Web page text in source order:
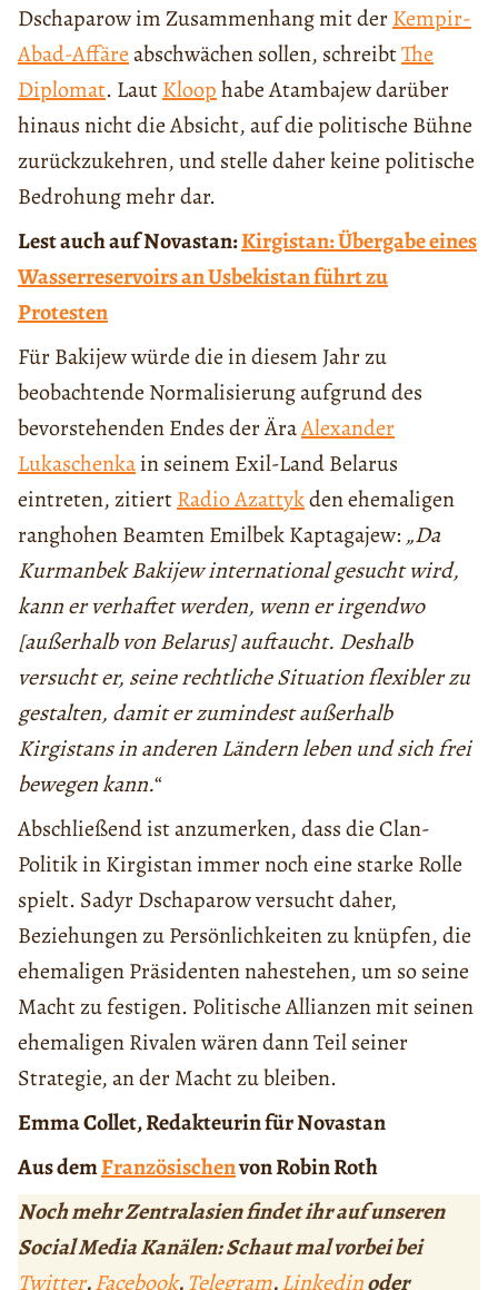
Dschaparow im Zusammenhang mit derKempir-
Abad-Affäreabschwächen sollen, schreibtThe
Diplomat. LautKloophabe Atambajew darüber
hinaus nicht die Absicht, auf die politische Bühne
zurückzukehren, und stelle daher keine politische
Bedrohung mehr dar.
Lest auch auf Novastan:Kirgistan: Übergabe eines
Wasserreservoirs an Usbekistan führt zu
Protesten
Für Bakijew würde die in diesem Jahr zu
beobachtende Normalisierung aufgrund des
bevorstehenden Endes der ÄraAlexander
Lukaschenkain seinem Exil-Land Belarus
eintreten, zitiertRadio Azattykden ehemaligen
ranghohen Beamten Emilbek Kaptagajew:„Da
Kurmanbek Bakijew international gesucht wird,
kann er verhaftet werden, wenn er irgendwo
[außerhalb von Belarus] auftaucht. Deshalb
versucht er, seine rechtliche Situation flexibler zu
gestalten, damit er zumindest außerhalb
Kirgistans in anderen Ländern leben und sich frei
bewegen kann.“
Abschließend ist anzumerken, dass die Clan-
Politik in Kirgistan immer noch eine starke Rolle
spielt. Sadyr Dschaparow versucht daher,
Beziehungen zu Persönlichkeiten zu knüpfen, die
ehemaligen Präsidenten nahestehen, um so seine
Macht zu festigen. Politische Allianzen mit seinen
ehemaligen Rivalen wären dann Teil seiner
Strategie, an der Macht zu bleiben.
Emma Collet, Redakteurin für Novastan
Aus demFranzösischenvon Robin Roth
Noch mehr Zentralasien findet ihr auf unseren
Social Media Kanälen: Schaut mal vorbei bei
Twitter,Facebook,Telegram,Linkedinoder